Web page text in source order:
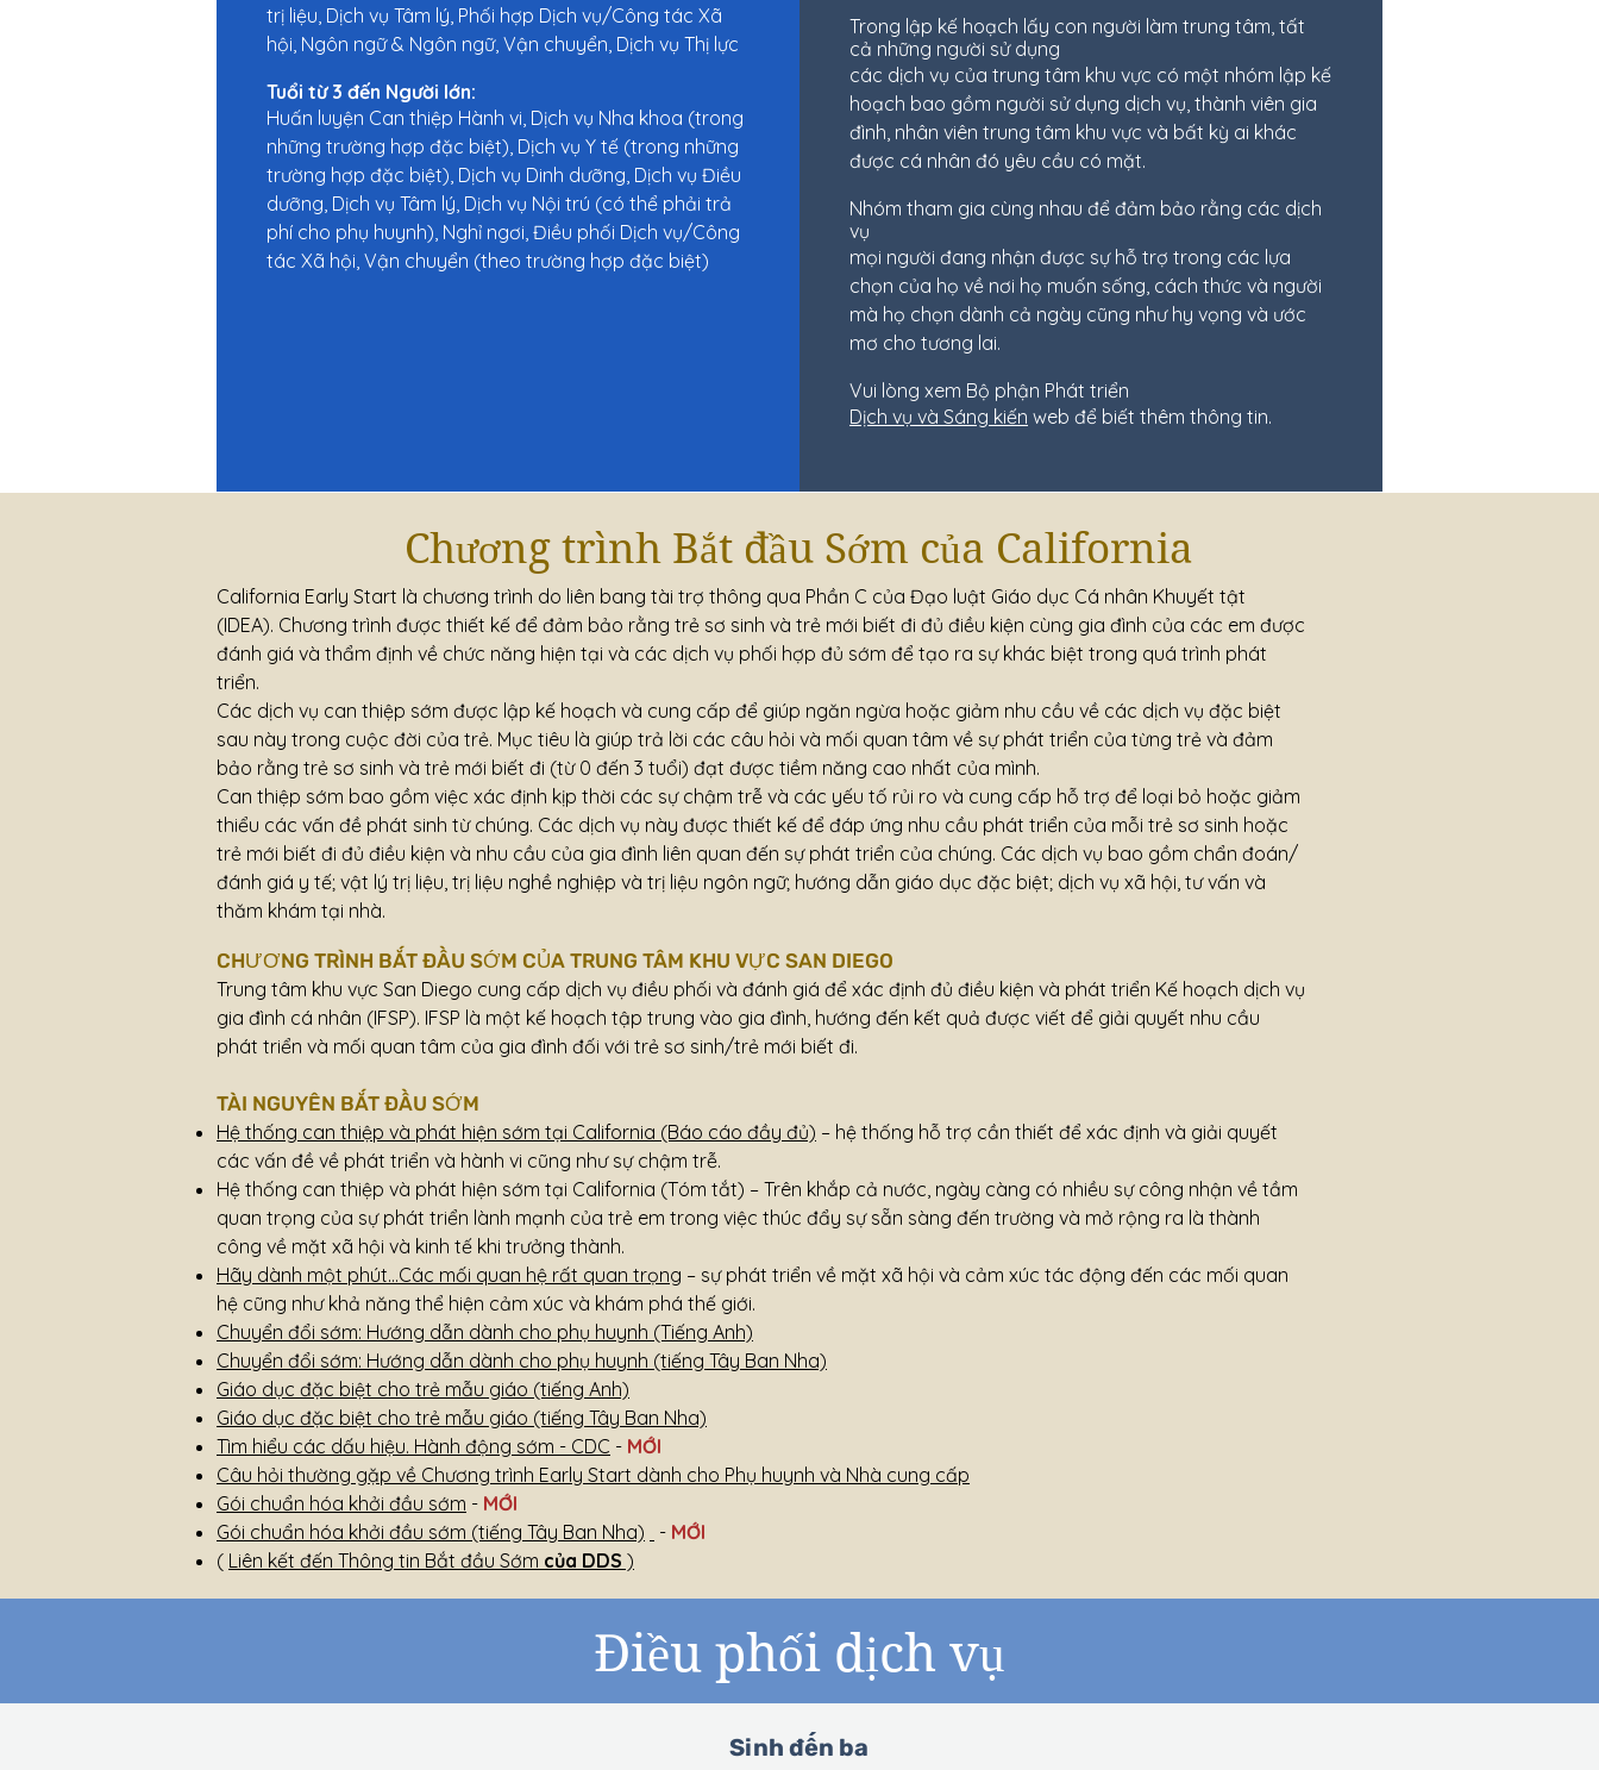
trị liệu, Dịch vụ Tâm lý, Phối hợp Dịch vụ/Công tác Xã
hội, Ngôn ngữ & Ngôn ngữ, Vận chuyển, Dịch vụ Thị lực
Tuổi từ 3 đến Người lớn:
Huấn luyện Can thiệp Hành vi, Dịch vụ Nha khoa (trong
những trường hợp đặc biệt), Dịch vụ Y tế (trong những
trường hợp đặc biệt), Dịch vụ Dinh dưỡng, Dịch vụ Điều
dưỡng, Dịch vụ Tâm lý, Dịch vụ Nội trú (có thể phải trả
phí cho phụ huynh), Nghỉ ngơi, Điều phối Dịch vụ/Công
tác Xã hội, Vận chuyển (theo trường hợp đặc biệt)
Trong lập kế hoạch lấy con người làm trung tâm, tất
cả những người sử dụng
các dịch vụ của trung tâm khu vực có một nhóm lập kế
hoạch bao gồm người sử dụng dịch vụ, thành viên gia
đình, nhân viên trung tâm khu vực và bất kỳ ai khác
được cá nhân đó yêu cầu có mặt.
Nhóm tham gia cùng nhau để đảm bảo rằng các dịch
vụ
mọi người đang nhận được sự hỗ trợ trong các lựa
chọn của họ về nơi họ muốn sống, cách thức và người
mà họ chọn dành cả ngày cũng như hy vọng và ước
mơ cho tương lai.
Vui lòng xem Bộ phận Phát triển
Dịch vụ và Sáng kiến web để biết thêm thông tin.
Chương trình Bắt đầu Sớm của California
California Early Start là chương trình do liên bang tài trợ thông qua Phần C của Đạo luật Giáo dục Cá nhân Khuyết tật
(IDEA). Chương trình được thiết kế để đảm bảo rằng trẻ sơ sinh và trẻ mới biết đi đủ điều kiện cùng gia đình của các em được
đánh giá và thẩm định về chức năng hiện tại và các dịch vụ phối hợp đủ sớm để tạo ra sự khác biệt trong quá trình phát
triển.
Các dịch vụ can thiệp sớm được lập kế hoạch và cung cấp để giúp ngăn ngừa hoặc giảm nhu cầu về các dịch vụ đặc biệt
sau này trong cuộc đời của trẻ. Mục tiêu là giúp trả lời các câu hỏi và mối quan tâm về sự phát triển của từng trẻ và đảm
bảo rằng trẻ sơ sinh và trẻ mới biết đi (từ 0 đến 3 tuổi) đạt được tiềm năng cao nhất của mình.
Can thiệp sớm bao gồm việc xác định kịp thời các sự chậm trễ và các yếu tố rủi ro và cung cấp hỗ trợ để loại bỏ hoặc giảm
thiểu các vấn đề phát sinh từ chúng. Các dịch vụ này được thiết kế để đáp ứng nhu cầu phát triển của mỗi trẻ sơ sinh hoặc
trẻ mới biết đi đủ điều kiện và nhu cầu của gia đình liên quan đến sự phát triển của chúng. Các dịch vụ bao gồm chẩn đoán/
đánh giá y tế; vật lý trị liệu, trị liệu nghề nghiệp và trị liệu ngôn ngữ; hướng dẫn giáo dục đặc biệt; dịch vụ xã hội, tư vấn và
thăm khám tại nhà.
CHƯƠNG TRÌNH BẮT ĐẦU SỚM CỦA TRUNG TÂM KHU VỰC SAN DIEGO
Trung tâm khu vực San Diego cung cấp dịch vụ điều phối và đánh giá để xác định đủ điều kiện và phát triển Kế hoạch dịch vụ
gia đình cá nhân (IFSP). IFSP là một kế hoạch tập trung vào gia đình, hướng đến kết quả được viết để giải quyết nhu cầu
phát triển và mối quan tâm của gia đình đối với trẻ sơ sinh/trẻ mới biết đi.
TÀI NGUYÊN BẮT ĐẦU SỚM
Hệ thống can thiệp và phát hiện sớm tại California (Báo cáo đầy đủ) – hệ thống hỗ trợ cần thiết để xác định và giải quyết
các vấn đề về phát triển và hành vi cũng như sự chậm trễ.
Hệ thống can thiệp và phát hiện sớm tại California (Tóm tắt) – Trên khắp cả nước, ngày càng có nhiều sự công nhận về tầm
quan trọng của sự phát triển lành mạnh của trẻ em trong việc thúc đẩy sự sẵn sàng đến trường và mở rộng ra là thành
công về mặt xã hội và kinh tế khi trưởng thành.
Hãy dành một phút…Các mối quan hệ rất quan trọng – sự phát triển về mặt xã hội và cảm xúc tác động đến các mối quan
hệ cũng như khả năng thể hiện cảm xúc và khám phá thế giới.
Chuyển đổi sớm: Hướng dẫn dành cho phụ huynh (Tiếng Anh)
Chuyển đổi sớm: Hướng dẫn dành cho phụ huynh (tiếng Tây Ban Nha)
Giáo dục đặc biệt cho trẻ mẫu giáo (tiếng Anh)
Giáo dục đặc biệt cho trẻ mẫu giáo (tiếng Tây Ban Nha)
Tìm hiểu các dấu hiệu. Hành động sớm - CDC - MỚI
Câu hỏi thường gặp về Chương trình Early Start dành cho Phụ huynh và Nhà cung cấp
Gói chuẩn hóa khởi đầu sớm - MỚI
Gói chuẩn hóa khởi đầu sớm (tiếng Tây Ban Nha)
- MỚI
( Liên kết đến Thông tin Bắt đầu Sớm của DDS )
Điều phối dịch vụ
Sinh đến ba